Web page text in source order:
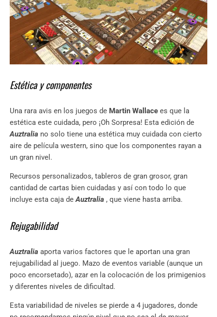
Estética y componentes
Una rara avis en los juegos de Martin Wallace es que la
estética este cuidada, pero ¡Oh Sorpresa! Esta edición de
Auztralia no solo tiene una estética muy cuidada con cierto
aire de película western, sino que los componentes rayan a
un gran nivel.
Recursos personalizados, tableros de gran grosor, gran
cantidad de cartas bien cuidadas y así con todo lo que
incluye esta caja deAuztralia , que viene hasta arriba.
Rejugabilidad
Auztralia aporta varios factores que le aportan una gran
rejugabilidad al juego. Mazo de eventos variable (aunque un
poco encorsetado), azar en la colocación de los primigenios
y diferentes niveles de dificultad.
Esta variabilidad de niveles se pierde a 4 jugadores, donde